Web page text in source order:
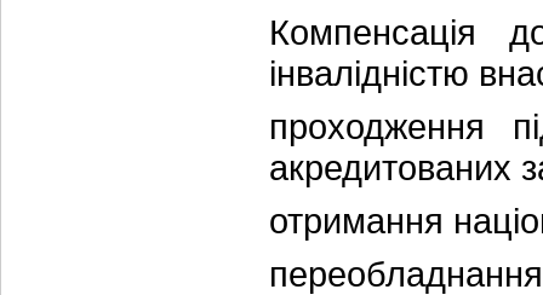
Компенсація
інвалідністю
проходження
акредитованих
отримання
переобладнання